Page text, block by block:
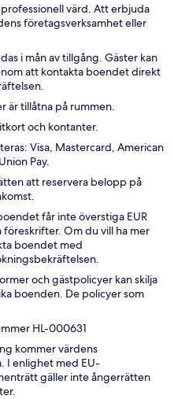
värd. Att erbjuda
företagsverksamhet eller
i mån av tillgång. Gäster kan
att kontakta boendet direkt
är tillåtna på rummen.
och kontanter.
Visa, Mastercard, American
Pay.
att reservera belopp på
får inte överstiga EUR
Om du vill ha mer
boendet med
och gästpolicyer kan skilja
boenden. De policyer som
HL-000631
kommer värdens
I enlighet med EU-
gäller inte ångerrätten